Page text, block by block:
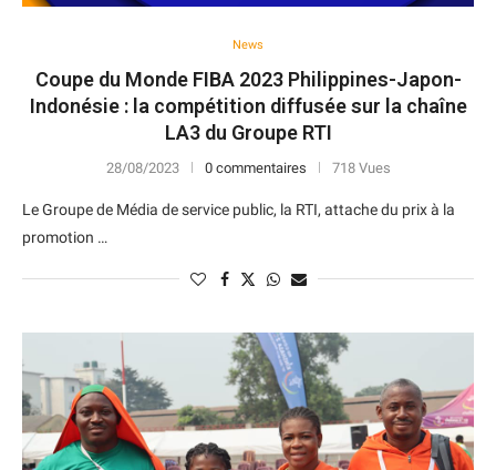
News
Coupe du Monde FIBA 2023 Philippines-Japon-
Indonésie : la compétition diffusée sur la chaîne
LA3 du Groupe RTI
28/08/2023 0 commentaires 718 Vues
Le Groupe de Média de service public, la RTI, attache du prix à la
promotion …